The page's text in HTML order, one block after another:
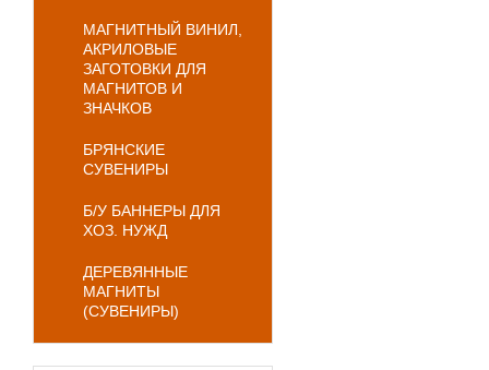
МАГНИТНЫЙ ВИНИЛ,
АКРИЛОВЫЕ
ЗАГОТОВКИ ДЛЯ
МАГНИТОВ И
ЗНАЧКОВ
БРЯНСКИЕ
СУВЕНИРЫ
Б/У БАННЕРЫ ДЛЯ
ХОЗ. НУЖД
ДЕРЕВЯННЫЕ
МАГНИТЫ
(СУВЕНИРЫ)